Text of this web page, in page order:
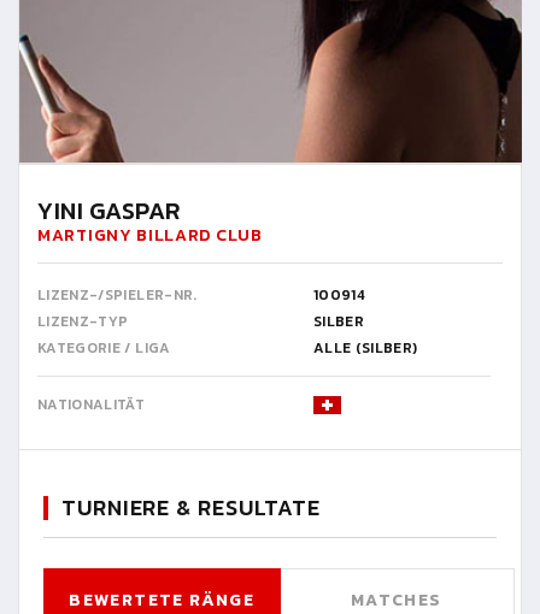
YINI GASPAR
MARTIGNY BILLARD CLUB
LIZENZ-/SPIELER-NR.
100914
LIZENZ-TYP
SILBER
KATEGORIE / LIGA
ALLE (SILBER)
NATIONALITÄT
TURNIERE & RESULTATE
BEWERTETE RÄNGE
MATCHES